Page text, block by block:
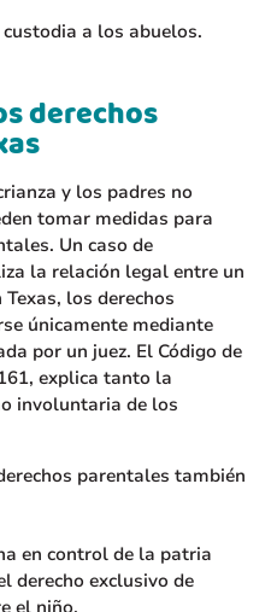
a los abuelos.
derechos
y los padres no
tomar medidas para
Un caso de
la relación legal entre un
los derechos
únicamente mediante
por un juez. El Código de
explica tanto la
involuntaria de los
parentales también
en control de la patria
derecho exclusivo de
el niño.